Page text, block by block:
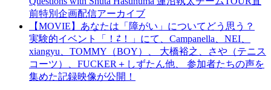
前特別企画配信アーカイブ
【MOVIE】あなたは「障がい」についてどう思う？
実験的イベント「！⇄！」にて、Campanella、NEI、
xiangyu、TOMMY（BOY）、 大橋裕之、さや（テニス
コーツ）、FUCKER＋しずたん他、 参加者たちの声を
集めた記録映像が公開！